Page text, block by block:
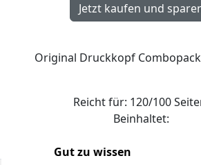
Original Druckkopf
Reicht für: 120/100
Beinhaltet:
Gut zu wissen